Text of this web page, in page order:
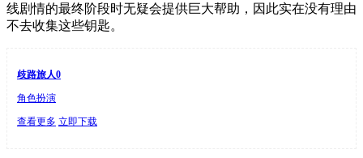
线剧情的最终阶段时无疑会提供巨大帮助，因此实在没有理由
不去收集这些钥匙。
歧路旅人0
角色扮演
查看更多 立即下载